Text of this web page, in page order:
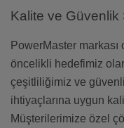
Kalite ve Güvenlik
PowerMaster
öncelikli hedefimiz
çeşitliliğimiz ve güvenli
ihtiyaçlarına uygun
Müşterilerimize özel